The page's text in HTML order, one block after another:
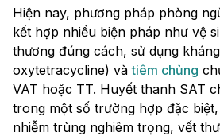
Hiện nay, phương pháp phòng
kết hợp nhiều biện pháp như vệ
thương đúng cách, sử dụng
oxytetracycline) vàtiêm chủng
VAT hoặc TT. Huyết thanh SAT
trong một số trường hợp đặc
nhiễm trùng nghiêm trọng, vết